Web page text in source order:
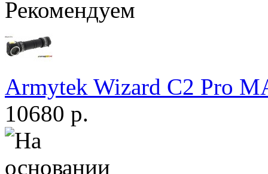
Рекомендуем
Armytek Wizard С2 Pro
10680 р.